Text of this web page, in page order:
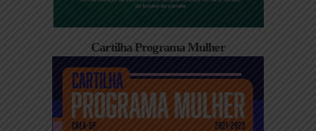
Cartilha Programa Mulher